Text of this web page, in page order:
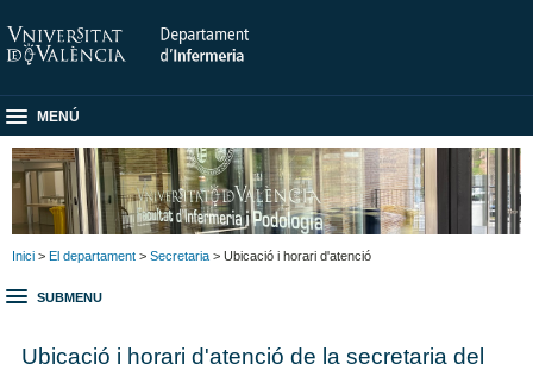
MENÚ
Inici > El departament > Secretaria > Ubicació i horari d'atenció
SUBMENU
Ubicació i horari d'atenció de la secretaria del